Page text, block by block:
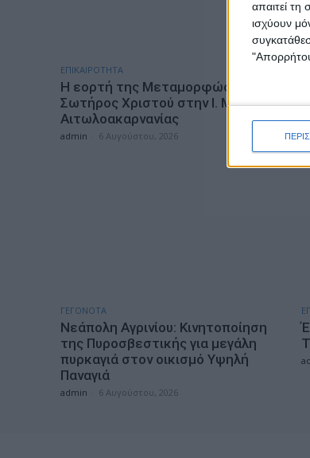
απαιτεί τη
ισχύουν
ΕΠΙΚΑΙΡΟΤΗΤΑ
Η εορτή της Μεταμορφώσεως του
Σωτήρος Χριστού στην Ι. Μ.
Αιτωλοακαρνανίας
admin 6 Αυγούστου, 2026
ΓΕΓΟΝΟΤΑ
Νεάπολη Αγρινίου: Κινητοποίηση
της Πυροσβεστικής για μεγάλη
πυρκαγιά στον οικισμό Υψηλή
Παναγιά
admin 6 Αυγούστου, 2026